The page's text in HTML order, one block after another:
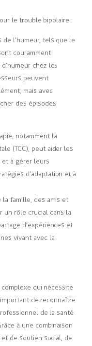
le trouble bipolaire :
de l’humeur, tels que le
couramment
chez les
peuvent
mais avec
des épisodes
notamment la
(TCC), peut aider les
et à gérer leurs
d’adaptation et à
famille, des amis et
un rôle crucial dans la
d’expériences et
vivant avec la
qui nécessite
de reconnaître
de la santé
à une combinaison
de soutien social, de